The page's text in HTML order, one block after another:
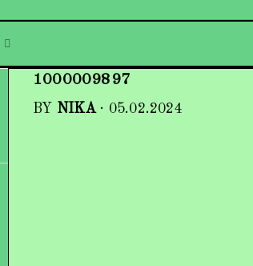
1000009897
BY NIKA · 05.02.2024